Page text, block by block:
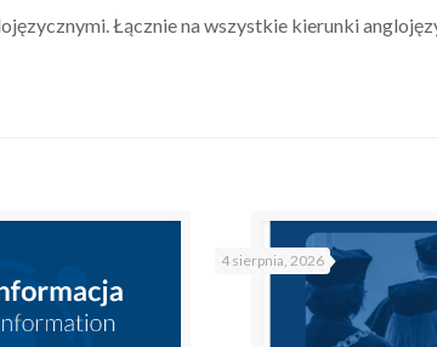
Łącznie na wszystkie kierunki
4 sierpnia, 2026